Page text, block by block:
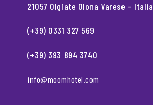
21057 Olgiate Olona Varese – Italia
(+39) 0331 327 569
(+39) 393 894 3740
info@moomhotel.com